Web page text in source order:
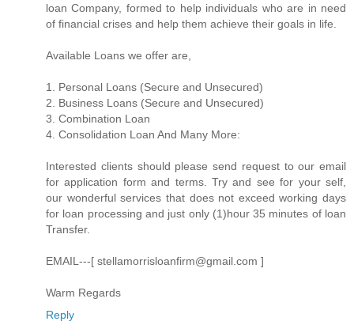
loan Company, formed to help individuals who are in need
of financial crises and help them achieve their goals in life.
Available Loans we offer are,
1. Personal Loans (Secure and Unsecured)
2. Business Loans (Secure and Unsecured)
3. Combination Loan
4. Consolidation Loan And Many More:
Interested clients should please send request to our email
for application form and terms. Try and see for your self,
our wonderful services that does not exceed working days
for loan processing and just only (1)hour 35 minutes of loan
Transfer.
EMAIL---[ stellamorrisloanfirm@gmail.com ]
Warm Regards
Reply